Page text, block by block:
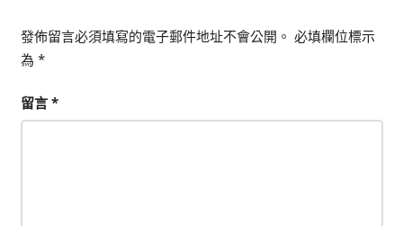
發佈留言必須填寫的電子郵件地址不會公開。 必填欄位標示
為 *
留言 *